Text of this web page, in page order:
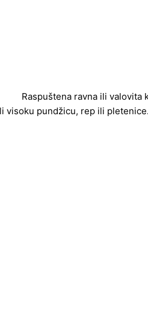
Raspuštena ravna ili valovita
visoku pundžicu, rep ili